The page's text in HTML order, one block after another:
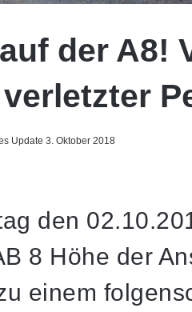
der A8!
Update 3. Oktober 2018
den
8 Höhe der
einem